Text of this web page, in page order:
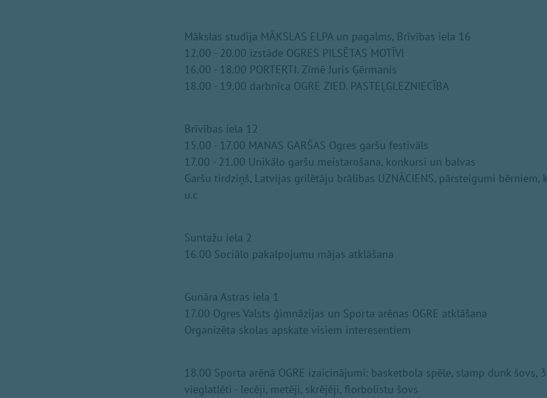
Mākslas studija MĀKSLAS ELPA un pagalms, Brīvības iela 16
12.00 - 20.00 izstāde OGRES PILSĒTAS MOTĪVI
16.00 - 18.00 PORTERTI. Zīmē Juris Ģērmanis
18.00 - 19.00 darbnīca OGRE ZIED. PASTEĻGLEZNIECĪBA
Brīvības iela 12
15.00 - 17.00 MANAS GARŠAS Ogres garšu festivāls
17.00 - 21.00 Unikālo garšu meistarošana, konkursi un balvas
Garšu tirdziņš, Latvijas grilētāju brālības UZNĀCIENS, pārsteigumi bērniem,
u.c
Suntažu iela 2
16.00 Sociālo pakalpojumu mājas atklāšana
Gunāra Astras iela 1
17.00 Ogres Valsts ģimnāzijas un Sporta arēnas OGRE atklāšana
Organizēta skolas apskate visiem interesentiem
18.00 Sporta arēnā OGRE izaicinājumi: basketbola spēle, slamp dunk šovs,
vieglatlēti - lecēji, metēji, skrējēji, florbolistu šovs